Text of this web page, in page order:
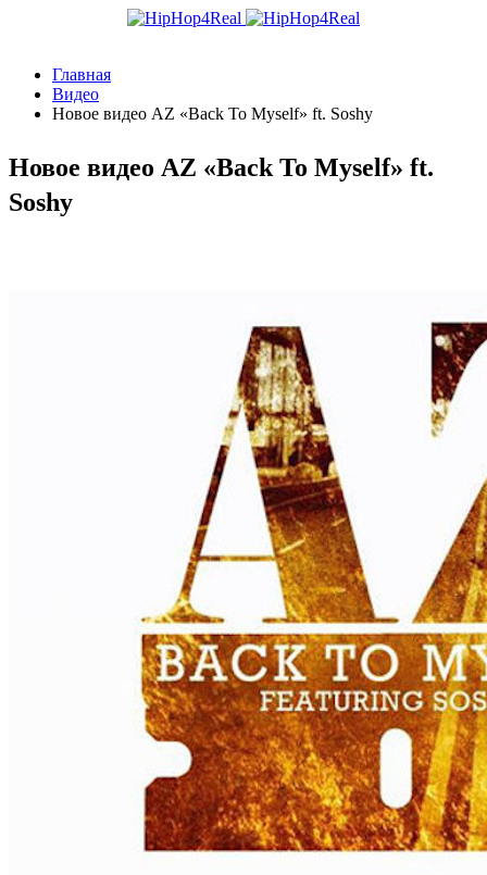
Главная
Видео
Новое видео AZ «Back To Myself» ft. Soshy
Новое видео AZ «Back To Myself» ft.
Soshy